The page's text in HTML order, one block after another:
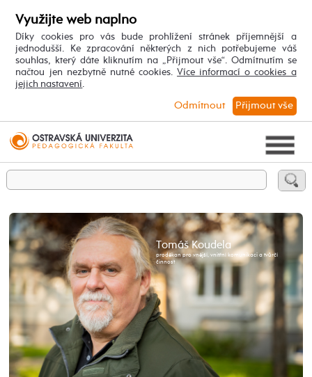
Využijte web naplno
Díky cookies pro vás bude prohlížení stránek příjemnější a
jednodušší. Ke zpracování některých z nich potřebujeme váš
souhlas, který dáte kliknutím na „Přijmout vše“. Odmítnutím se
načtou jen nezbytně nutné cookies.Více informací o cookies a
jejich nastavení
Přijmout vše
Odmítnout
Tomáš Koudela
proděkan pro vnější, vnitřní komunikaci a tvůrčí
činnost